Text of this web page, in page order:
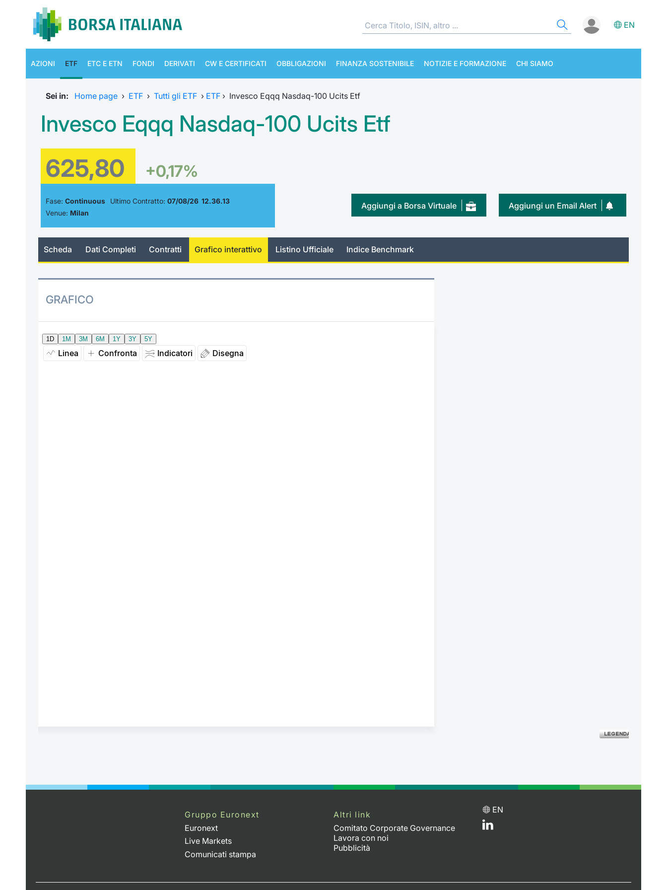
EN
AZIONI ETF ETC E ETN FONDI DERIVATI CW E CERTIFICATI OBBLIGAZIONI FINANZA SOSTENIBILE NOTIZIE E FORMAZIONE CHI SIAMO
Sei in: Home page › ETF › Tutti gli ETF › ETF › Invesco Eqqq Nasdaq-100 Ucits Etf
Invesco Eqqq Nasdaq-100 Ucits Etf
625,80 +0,17%
Fase: Continuous Ultimo Contratto: 07/08/26 12.36.13
Venue: Milan
Aggiungi un Email Alert
Aggiungi a Borsa Virtuale
Scheda Dati Completi Contratti Grafico interattivo Listino Ufficiale Indice Benchmark
GRAFICO
Gruppo Euronext
Euronext
Live Markets
Comunicati stampa
Altri link
Comitato Corporate Governance
Lavora con noi
Pubblicità
EN